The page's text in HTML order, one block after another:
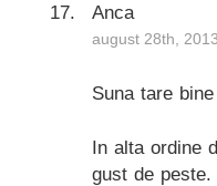
Anca
august 28th,
Suna tare
In alta ordine
gust de